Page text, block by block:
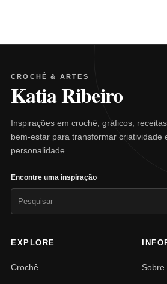
CROCHÊ & ARTES
Katia Ribeiro
Inspirações em crochê, gráficos,
bem-estar para transformar criatividade
personalidade.
Encontre uma inspiração
EXPLORE
Crochê Sobre